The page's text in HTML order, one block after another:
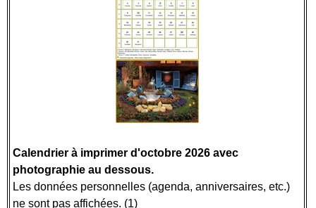
Calendrier à imprimer d'octobre 2026 avec
photographie au dessous.
Les données personnelles (agenda, anniversaires, etc.)
ne sont pas affichées. (1)